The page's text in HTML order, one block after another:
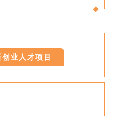
业人才项目